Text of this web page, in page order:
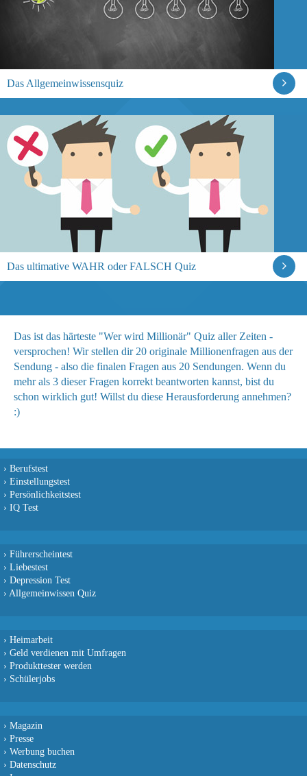
Das Allgemeinwissensquiz
Das ultimative WAHR oder FALSCH Quiz
Das ist das härteste "Wer wird Millionär" Quiz aller Zeiten -
versprochen! Wir stellen dir 20 originale Millionenfragen aus der
Sendung - also die finalen Fragen aus 20 Sendungen. Wenn du
mehr als 3 dieser Fragen korrekt beantworten kannst, bist du
schon wirklich gut! Willst du diese Herausforderung annehmen?
:)
› Berufstest
› Einstellungstest
› Persönlichkeitstest
› IQ Test
› Führerscheintest
› Liebestest
› Depression Test
› Allgemeinwissen Quiz
› Heimarbeit
› Geld verdienen mit Umfragen
› Produkttester werden
› Schülerjobs
› Magazin
› Presse
› Werbung buchen
› Datenschutz